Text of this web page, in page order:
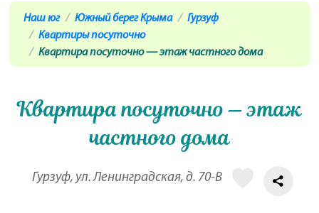
Наш юг Южный берег Крыма
Гурзуф
Квартиры посуточно
Квартира посуточно — этаж частного дома
Квартира посуточно — этаж
частного дома
Гурзуф, ул. Ленинградская, д. 70-В